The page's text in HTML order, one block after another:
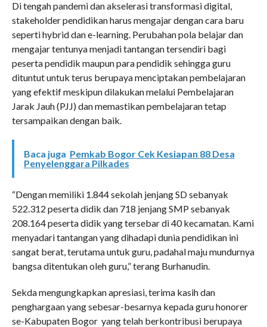
Di tengah pandemi dan akselerasi transformasi digital,
stakeholder pendidikan harus mengajar dengan cara baru
seperti hybrid dan e-learning. Perubahan pola belajar dan
mengajar tentunya menjadi tantangan tersendiri bagi
peserta pendidik maupun para pendidik sehingga guru
dituntut untuk terus berupaya menciptakan pembelajaran
yang efektif meskipun dilakukan melalui Pembelajaran
Jarak Jauh (PJJ) dan memastikan pembelajaran tetap
tersampaikan dengan baik.
Baca juga Pemkab Bogor Cek Kesiapan 88 Desa
Penyelenggara Pilkades
“Dengan memiliki 1.844 sekolah jenjang SD sebanyak
522.312 peserta didik dan 718 jenjang SMP sebanyak
208.164 peserta didik yang tersebar di 40 kecamatan. Kami
menyadari tantangan yang dihadapi dunia pendidikan ini
sangat berat, terutama untuk guru, padahal maju mundurnya
bangsa ditentukan oleh guru,” terang Burhanudin.
Sekda mengungkapkan apresiasi, terima kasih dan
penghargaan yang sebesar-besarnya kepada guru honorer
se-Kabupaten Bogor yang telah berkontribusi berupaya